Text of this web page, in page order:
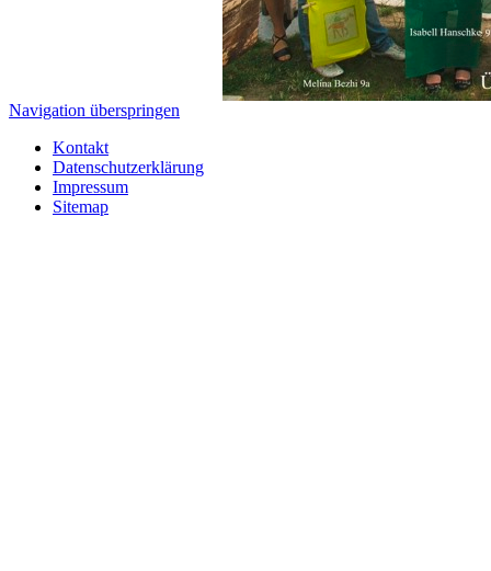
Navigation überspringen
Kontakt
Datenschutzerklärung
Impressum
Sitemap